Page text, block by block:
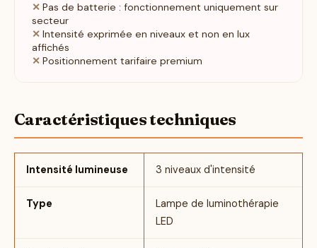
Pas de batterie : fonctionnement uniquement sur
secteur
Intensité exprimée en niveaux et non en lux
affichés
Positionnement tarifaire premium
Caractéristiques techniques
Intensité lumineuse 3 niveaux d'intensité
Type
Lampe de luminothérapie
LED